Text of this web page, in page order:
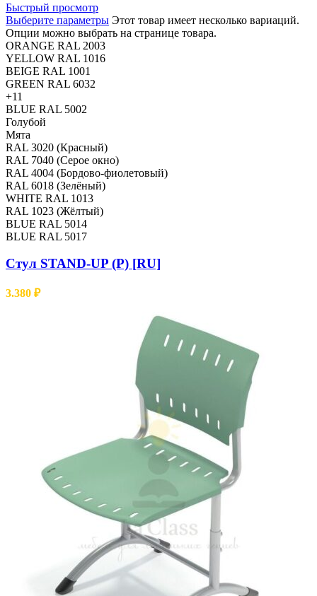
Быстрый просмотр
Выберите параметры Этот товар имеет несколько вариаций.
Опции можно выбрать на странице товара.
ORANGE RAL 2003
YELLOW RAL 1016
BEIGE RAL 1001
GREEN RAL 6032
+11
BLUE RAL 5002
Голубой
Мята
RAL 3020 (Красный)
RAL 7040 (Серое окно)
RAL 4004 (Бордово-фиолетовый)
RAL 6018 (Зелёный)
WHITE RAL 1013
RAL 1023 (Жёлтый)
BLUE RAL 5014
BLUE RAL 5017
Стул STAND-UP (Р) [RU]
3.380 ₽